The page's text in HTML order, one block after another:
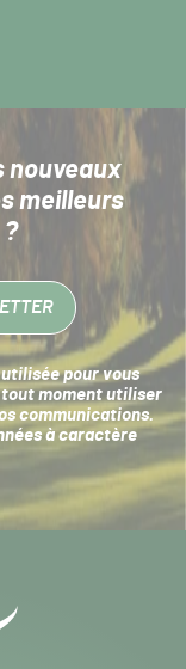
nouveaux
meilleurs
pour vous
tout moment utiliser
communications.
à caractère